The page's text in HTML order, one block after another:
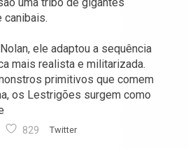
primitivos que comem
os Lestrigões surgem como
829 Twitter
la Odisea es